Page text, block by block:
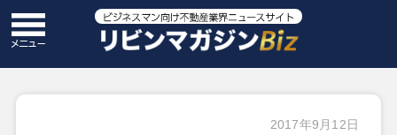
2017年9月12日